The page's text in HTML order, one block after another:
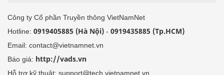
Công ty Cổ phần Truyền thông VietNamNet
Hotline: 0919405885 (Hà Nội) - 0919435885 (Tp.HCM)
Email: contact@vietnamnet.vn
Báo giá: http://vads.vn
Hỗ trợ kỹ thuật: support@tech.vietnamnet.vn